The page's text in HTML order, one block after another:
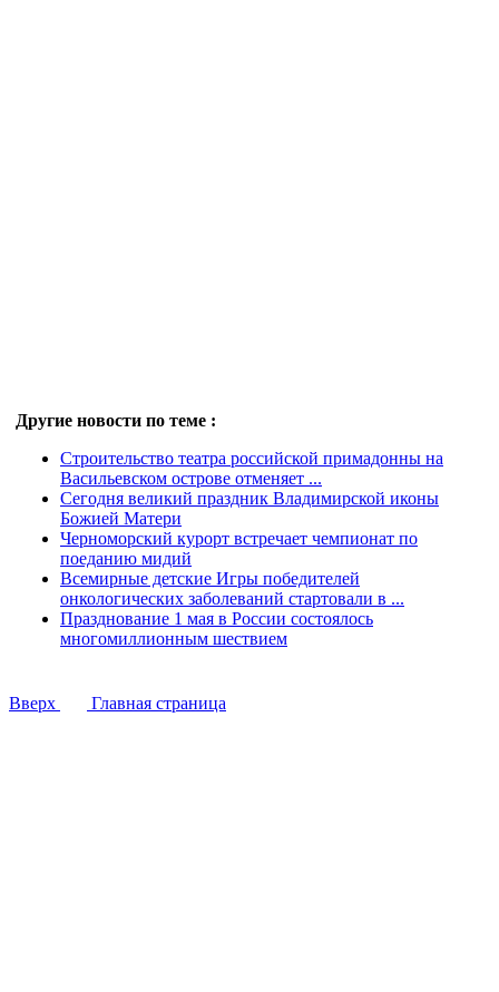
Другие новости по теме :
Строительство театра российской примадонны на
Васильевском острове отменяет ...
Сегодня великий праздник Владимирской иконы
Божией Матери
Черноморский курорт встречает чемпионат по
поеданию мидий
Всемирные детские Игры победителей
онкологических заболеваний стартовали в ...
Празднование 1 мая в России состоялось
многомиллионным шествием
Вверх Главная страница